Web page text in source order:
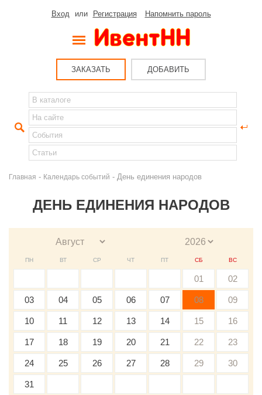
Вход или Регистрация Напомнить пароль
ЗАКАЗАТЬ ДОБАВИТЬ
Главная - Календарь событий - День единения народов
ДЕНЬ ЕДИНЕНИЯ НАРОДОВ
ПН ВТ СР ЧТ ПТ СБ ВС
01 02
03 04 05 06 07 08 09
10 11 12 13 14 15 16
17 18 19 20 21 22 23
24 25 26 27 28 29 30
31